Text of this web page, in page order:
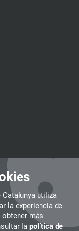
Catalunya utiliza
la experiencia de
más
la política de